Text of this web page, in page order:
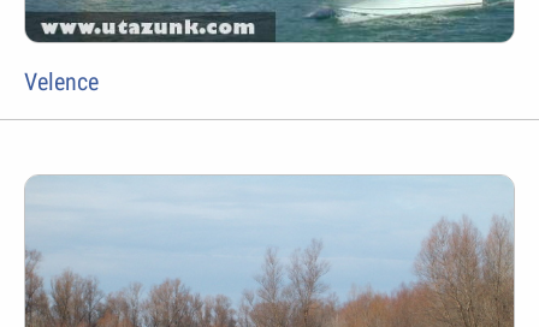
Velence